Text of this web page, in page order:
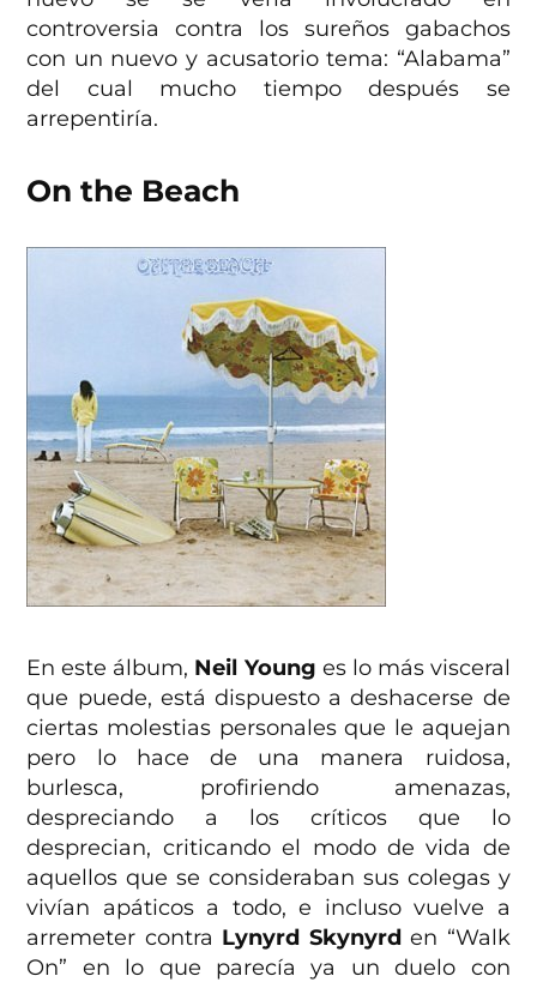
controversia contra los sureños gabachos
con un nuevo y acusatorio tema: “Alabama”
del cual mucho tiempo después se
arrepentiría.
On the Beach
En este álbum, Neil Young es lo más visceral
que puede, está dispuesto a deshacerse de
ciertas molestias personales que le aquejan
pero lo hace de una manera ruidosa,
burlesca, profiriendo amenazas,
despreciando a los críticos que lo
desprecian, criticando el modo de vida de
aquellos que se consideraban sus colegas y
vivían apáticos a todo, e incluso vuelve a
arremeter contra Lynyrd Skynyrden “Walk
On” en lo que parecía ya un duelo con